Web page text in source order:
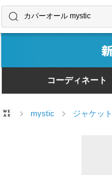
コーディネートやユーザ
検索する
コーディネート
mystic ジャケッ